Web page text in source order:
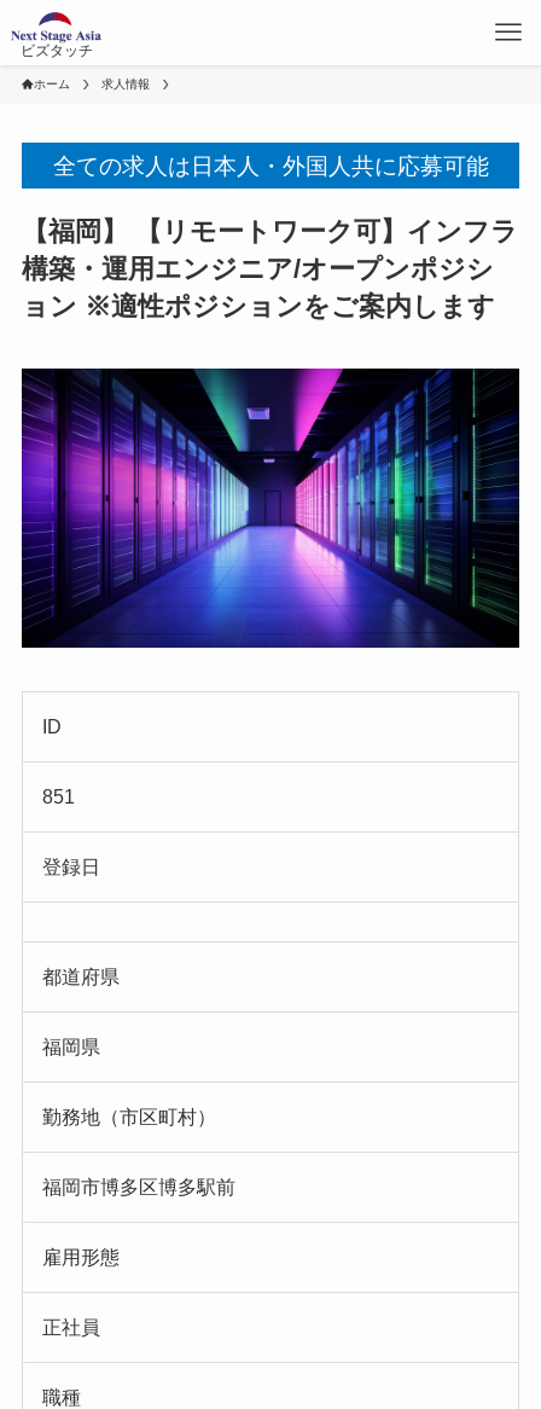
ビズタッチ
ホーム 求人情報
全ての求人は日本人・外国人共に応募可能
【福岡】 【リモートワーク可】インフラ
構築・運用エンジニア/オープンポジシ
ョン ※適性ポジションをご案内します
ID
851
登録日
都道府県
福岡県
勤務地（市区町村）
福岡市博多区博多駅前
雇用形態
正社員
職種